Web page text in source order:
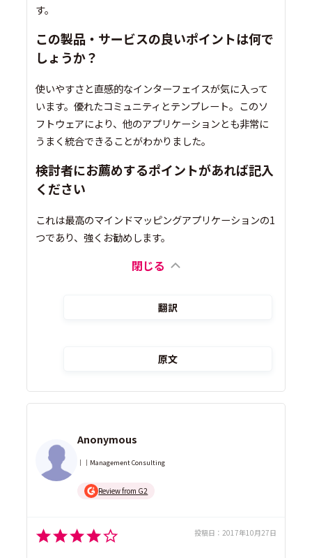
す。
この製品・サービスの良いポイントは何で
しょうか？
使いやすさと直感的なインターフェイスが気に入って
います。優れたコミュニティとテンプレート。このソ
フトウェアにより、他のアプリケーションとも非常に
うまく統合できることがわかりました。
検討者にお薦めするポイントがあれば記入
ください
これは最高のマインドマッピングアプリケーションの1
つであり、強くお勧めします。
閉じる
翻訳
原文
Anonymous
｜｜Management Consulting
Review from G2
投稿日： 2017年10月27日